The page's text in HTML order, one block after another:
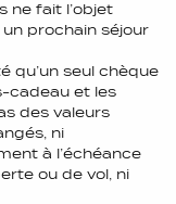
ne fait l’objet
prochain séjour
qu’un seul chèque
cadeau et les
des valeurs
ni
à l’échéance
ou de vol, ni